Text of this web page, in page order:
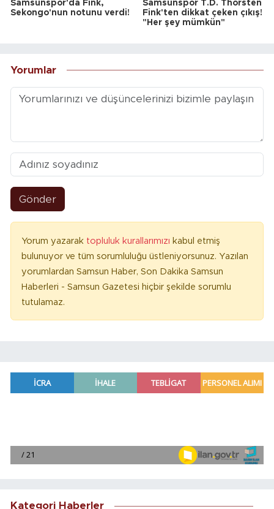
Samsunspor'da Fink,
Sekongo'nun notunu verdi!
Samsunspor T.D. Thorsten
Fink'ten dikkat çeken çıkış!
"Her şey mümkün"
Yorumlar
Gönder
Yorum yazarak topluluk kurallarımızı kabul etmiş
bulunuyor ve tüm sorumluluğu üstleniyorsunuz. Yazılan
yorumlardan Samsun Haber, Son Dakika Samsun
Haberleri - Samsun Gazetesi hiçbir şekilde sorumlu
tutulamaz.
Kategori Haberler